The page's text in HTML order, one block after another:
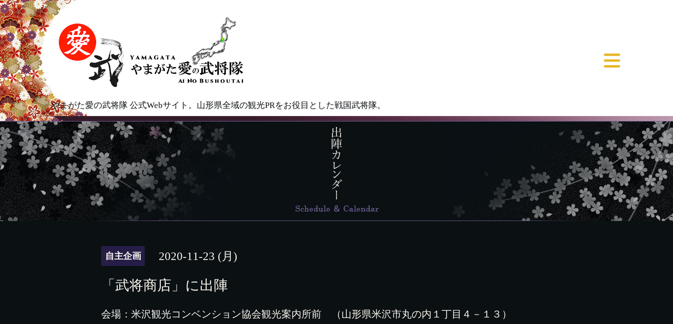
やまがた愛の武将隊 公式Webサイト。山形県全域の観光PRをお役目とした戦国武将隊。
自主企画 2020-11-23 (月)
「武将商店」に出陣
会場：米沢観光コンベンション協会観光案内所前 （山形県米沢市丸の内１丁目４－１３）